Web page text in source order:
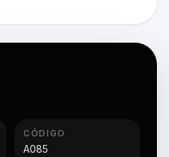
CÓDIGO
A085